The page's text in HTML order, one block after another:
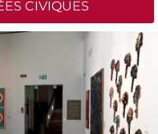
CIVIQUES